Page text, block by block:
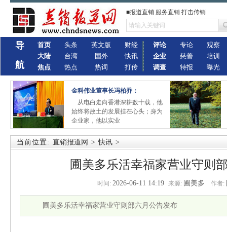
■报道直销 服务直销 打击传销
导
航
首页
大陆
焦点
头条
台湾
热点
英文版
国外
热词
财经
快讯
打传
评论
企业
调查
专论
慈善
特报
观察
培训
曝光
金科伟业董事长冯柏乔：
从电白走向香港深耕数十载，他
始终将故土的发展挂在心头；身为
企业家，他以实业
当前位置: 直销报道网 > 快讯 >
圃美多乐活幸福家营业守则
时间: 2026-06-11 14:19 来源: 圃美多 作者:
圃美多乐活幸福家营业守则部六月公告发布